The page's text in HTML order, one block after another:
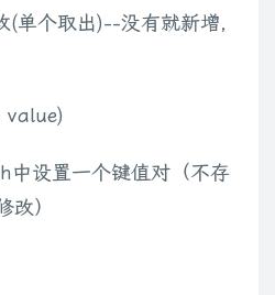
单个取出)--没有就新增，
value)
中设置一个键值对（不存
改）